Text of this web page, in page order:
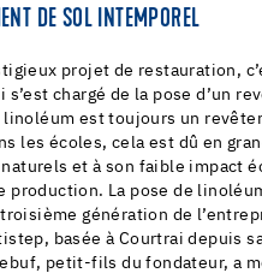
DE SOL INTEMPOREL
projet de restauration,
s’est chargé de la pose d’un
linoléum est toujours un
les écoles, cela est dû en
et à son faible impact
production. La pose de
génération de
basée à Courtrai depuis
petit-fils du fondateur, a